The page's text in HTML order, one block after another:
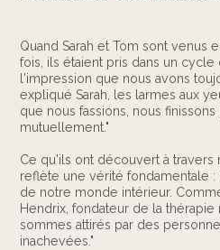
Quand Sarah et Tom sont venus
fois, ils étaient pris dans un cycle
l'impression que nous avons
expliqué Sarah, les larmes aux
que nous fassions, nous
mutuellement."
Ce qu'ils ont découvert à travers
reflète une vérité fondamentale
de notre monde intérieur.
Hendrix, fondateur de la
sommes attirés par des
inachevées."